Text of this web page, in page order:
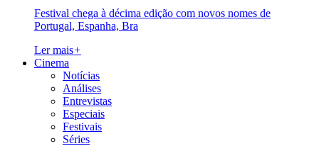
Festival chega à décima edição com novos nomes de
Portugal, Espanha, Bra
Ler mais+
Cinema
Notícias
Análises
Entrevistas
Especiais
Festivais
Séries